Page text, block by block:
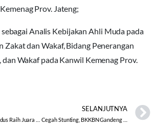
Prov. Jateng;
sebagai Analis Kebijakan Ahli Muda pada
Zakat dan Wakaf, Bidang Penerangan
dan Wakaf pada Kanwil Kemenag Prov.
SELANJUTNYA